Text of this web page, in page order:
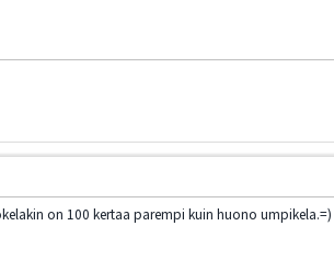
on 100 kertaa parempi kuin huono umpikela.=)